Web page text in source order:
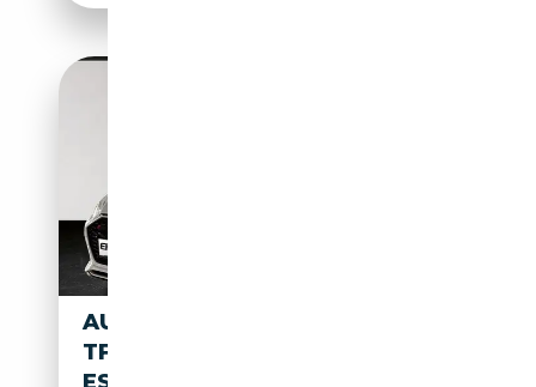
AUDI RS5 SPORTBACK 2.9
TFSI QUATTRO TIPTRONIC RS